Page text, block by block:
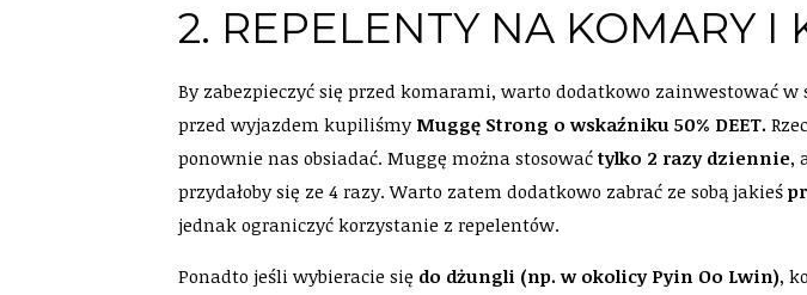
2. REPELENTY NA KOMARY I
By zabezpieczyć się przed komarami, warto dodatkowo zainwestować w
przed wyjazdem kupiliśmy Muggę Strong o wskaźniku 50% DEET.
ponownie nas obsiadać. Muggę można stosowaćtylko 2 razy dziennie,
przydałoby się ze 4 razy. Warto zatem dodatkowo zabrać ze sobą jakieś
jednak ograniczyć korzystanie z repelentów.
Ponadto jeśli wybieracie się do dżungli (np. w okolicy Pyin Oo Lwin),